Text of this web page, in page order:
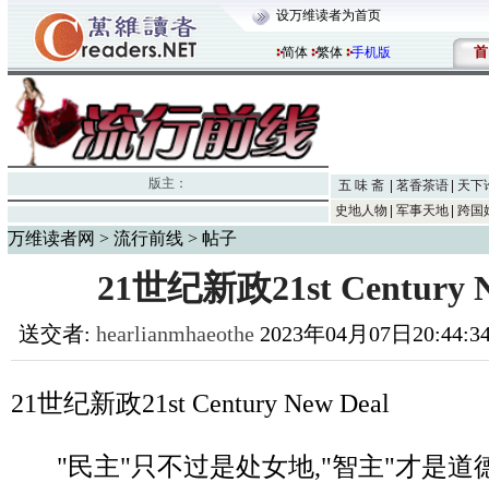
设万维读者为首页
简体 繁体 手机版 首
版主： 五 味 斋 茗香茶语
天下
史地人物
军事天地 跨国
万维读者网 > 流行前线 > 帖子
21世纪新政21st Century
送交者: hearlianmhaeothe2023年04月07日
21世纪新政21st Century New Deal
"民主"只不过是处女地,"智主"才是道